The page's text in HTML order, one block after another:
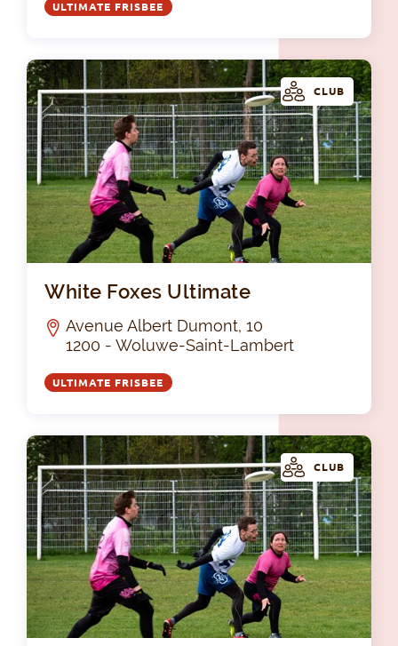
ULTIMATE FRISBEE
CLUB
White Foxes Ultimate
Avenue Albert Dumont, 10
1200 - Woluwe-Saint-Lambert
ULTIMATE FRISBEE
CLUB